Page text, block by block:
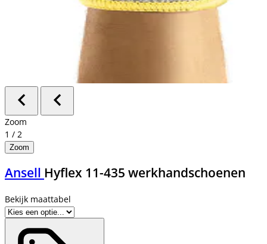
Zoom
1 / 2
Zoom
Ansell Hyflex 11-435 werkhandschoenen
Bekijk maattabel